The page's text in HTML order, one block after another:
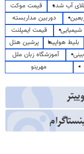
آب شده
قیمت موکت
دوربین مداربسته
قیمت ایمپلنت
بلیط هواپیما
پرشین هتل
آموزشگاه زبان ملل
مهرینو